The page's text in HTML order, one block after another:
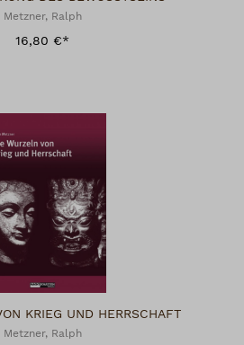
Metzner, Ralph
16,80 €*
KRIEG UND HERRSCHAFT
Metzner, Ralph